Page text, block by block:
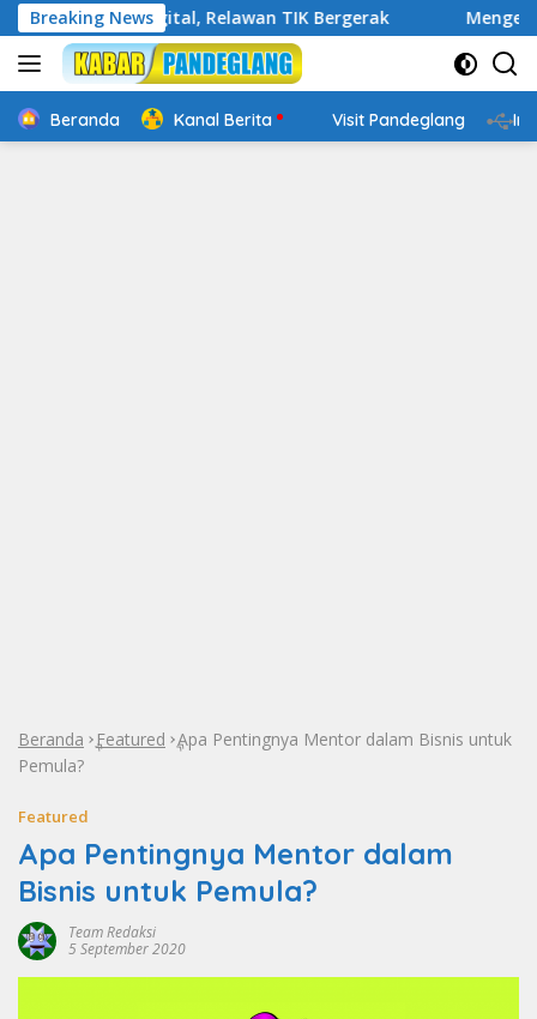
Langsung
ke
konten
Breaking News
Digital, Relawan TIK Bergerak Mengenal Website
Beranda Kanal Berita Visit Pandeglang
Beranda »Featured »
Apa Pentingnya Mentor dalam Bisnis untuk
Pemula?
Featured
Apa Pentingnya Mentor dalam
Bisnis untuk Pemula?
Team Redaksi
5 September 2020